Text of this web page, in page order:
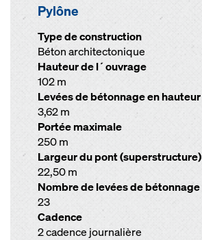
Pylône
Type de construction
Béton architectonique
Hauteur de l´ouvrage
102 m
Levées de bétonnage en hauteur
3,62 m
Portée maximale
250 m
Largeur du pont (superstructure)
22,50 m
Nombre de levées de bétonnage
23
Cadence
2 cadence journalière